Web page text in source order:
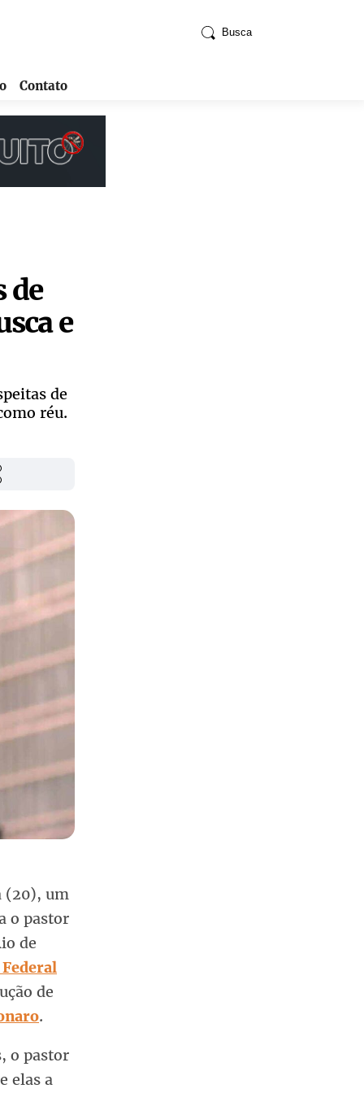
Busca
Contato
de
e
de
réu.
(20), um
o pastor
de
de
.
o pastor
elas a